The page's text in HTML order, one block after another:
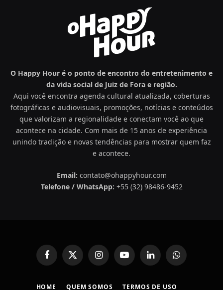
O Happy Hour é o ponto de encontro do entretenimento e
da vida social de Juiz de Fora e região.
Aqui você encontra agenda cultural atualizada, coberturas
fotográficas e audiovisuais, promoções, notícias e conteúdos
que valorizam a regionalidade e conectam você ao que
acontece na cidade. Com mais de 15 anos de experiência
unindo tradição e novas tendências para mostrar quem faz
e acontece.
Email: contato@ohappyhour.com
Telefone / WhatsApp: +55 (32) 98486-9452
FacebookX
(Twitter)
InstagramYouTubeLinkedInWhatsApp
HOME QUEM SOMOS TERMOS DE USO